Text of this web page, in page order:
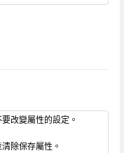
改變屬性的設定。
除保存屬性。